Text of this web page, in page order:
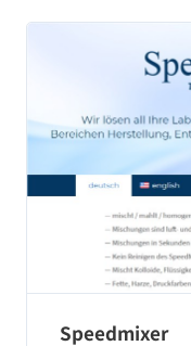
Speedmixer